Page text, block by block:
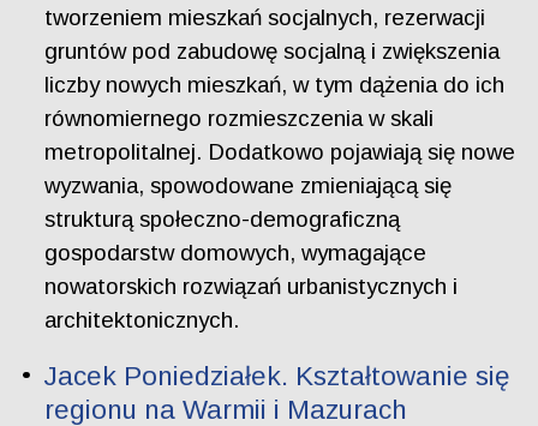
tworzeniem mieszkań socjalnych, rezerwacji
gruntów pod zabudowę socjalną i zwiększenia
liczby nowych mieszkań, w tym dążenia do ich
równomiernego rozmieszczenia w skali
metropolitalnej. Dodatkowo pojawiają się nowe
wyzwania, spowodowane zmieniającą się
strukturą społeczno-demograficzną
gospodarstw domowych, wymagające
nowatorskich rozwiązań urbanistycznych i
architektonicznych.
Jacek Poniedziałek. Kształtowanie się
regionu na Warmii i Mazurach